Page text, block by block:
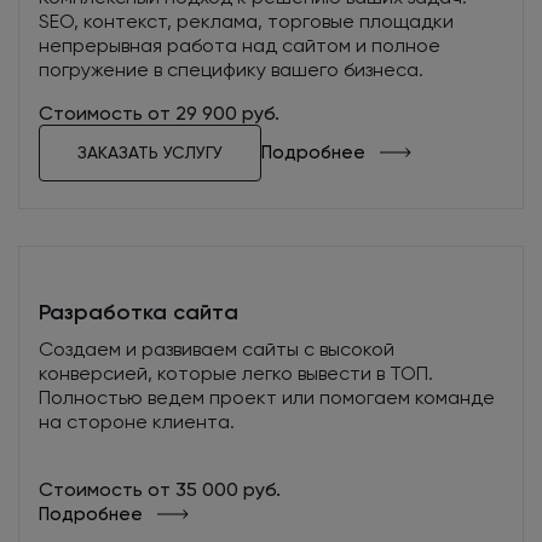
помогут принять решение о покупке.
дизайнеров, отвечает за качество творческой
работы и сроки ее выполнения. Контролирует
процесс технического воплощения дизайна.
SEO, контекст, реклама, торговые площадки
непрерывная работа над сайтом и полное
погружение в специфику вашего бизнеса.
Стоимость от 29 900 руб.
ЗАКАЗАТЬ УСЛУГУ Подробнее
Разработка сайта
Создаем и развиваем сайты с высокой
конверсией, которые легко вывести в ТОП.
Полностью ведем проект или помогаем команде
на стороне клиента.
Стоимость от 35 000 руб.
Подробнее